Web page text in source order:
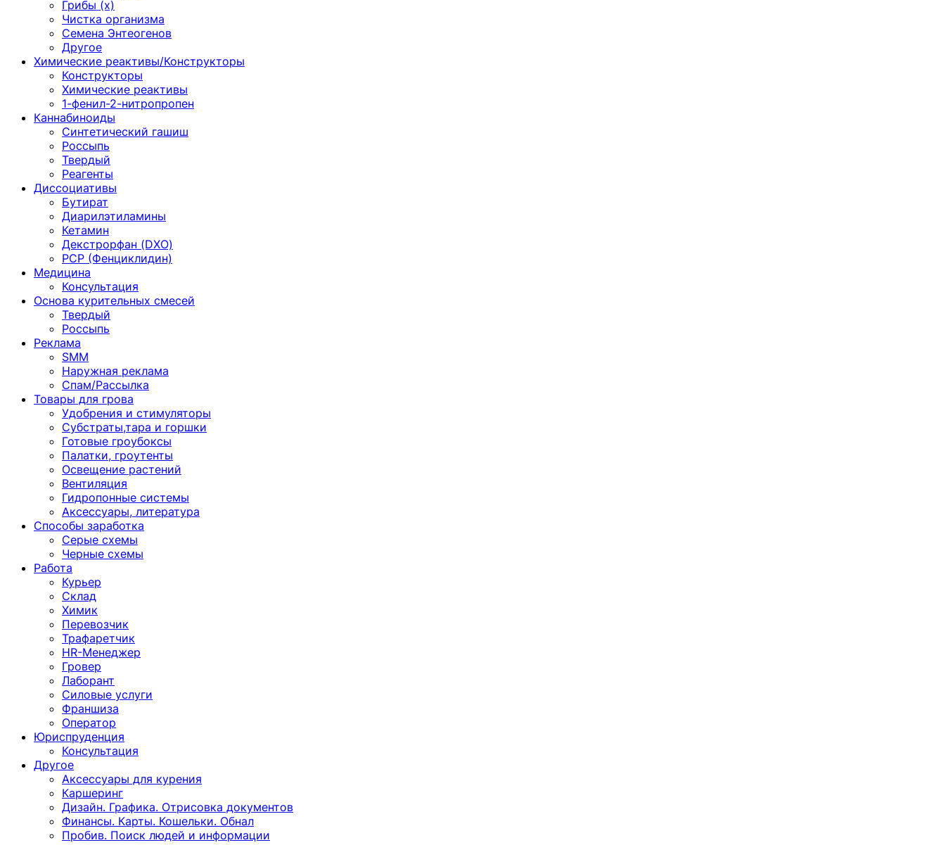
Грибы (х)
Чистка организма
Семена Энтеогенов
Другое
Химические реактивы/Конструкторы
Конструкторы
Химические реактивы
1-фенил-2-нитропропен
Каннабиноиды
Синтетический гашиш
Россыпь
Твердый
Реагенты
Диссоциативы
Бутират
Диарилэтиламины
Кетамин
Декстрорфан (DXO)
PCP (Фенциклидин)
Медицина
Консультация
Основа курительных смесей
Твердый
Россыпь
Реклама
SMM
Наружная реклама
Спам/Рассылка
Товары для грова
Удобрения и стимуляторы
Субстраты,тара и горшки
Готовые гроубоксы
Палатки, гроутенты
Освещение растений
Вентиляция
Гидропонные системы
Аксессуары, литература
Способы заработка
Серые схемы
Черные схемы
Работа
Курьер
Склад
Химик
Перевозчик
Трафаретчик
HR-Менеджер
Гровер
Лаборант
Силовые услуги
Франшиза
Оператор
Юриспруденция
Консультация
Другoе
Аксессуары для курения
Каршеринг
Дизайн. Графика. Отрисовка документов
Финансы. Карты. Кошельки. Обнал
Пробив. Поиск людей и информации